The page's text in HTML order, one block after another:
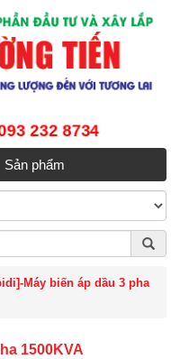
232 8734
Sản phẩm
Máy biến áp dầu 3 pha
1500KVA